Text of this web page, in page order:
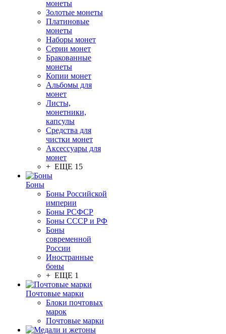
монеты
Золотые монеты
Платиновые
монеты
Наборы монет
Серии монет
Бракованные
монеты
Копии монет
Альбомы для
монет
Листы,
монетники,
капсулы
Средства для
чистки монет
Аксессуары для
монет
+ ЕЩЕ 15
Боны
Боны Российской
империи
Боны РСФСР
Боны СССР и РФ
Боны
современной
России
Иностранные
боны
+ ЕЩЕ 1
Почтовые марки
Блоки почтовых
марок
Почтовые марки